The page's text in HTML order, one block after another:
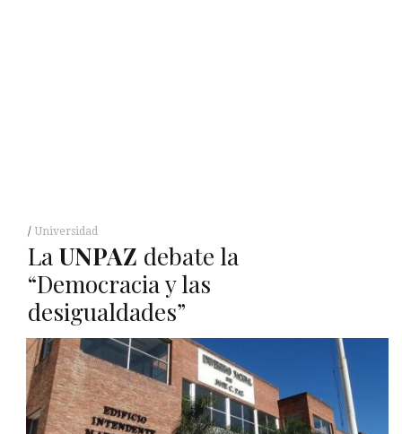
Universidad
La UNPAZ debate la
“Democracia y las
desigualdades”